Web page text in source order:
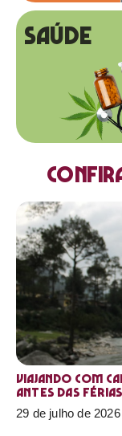
SAÚDE
Viajando com
antes das
29 de julho de 2026